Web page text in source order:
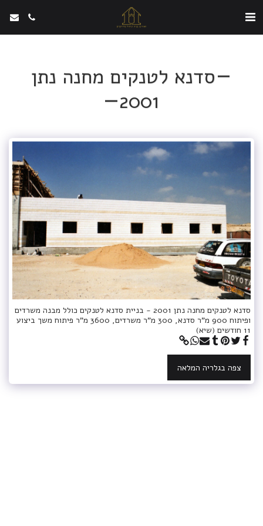
סדנא לטנקים מחנה נתן
2001
סדנא לטנקים מחנה נתן 2001 - בניית סדנא לטנקים כולל מבנה משרדים
ופיתוח 900 מ"ר סדנא, 300 מ"ר משרדים, 3600 מ"ר פיתוח משך ביצוע
11 חודשים (שיא)
צפה בגלריה המלאה